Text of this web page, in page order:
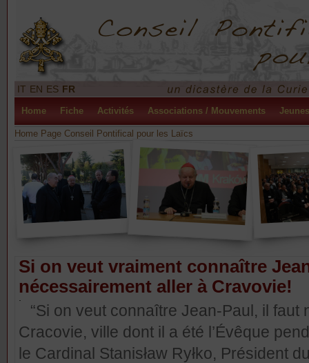
IT EN ES FR
Home Fiche Activités Associations / Mouvements Jeunes
Home Page Conseil Pontifical pour les Laïcs
Si on veut vraiment connaître
nécessairement aller à Cravovie!
“Si on veut connaître Jean-Paul, il faut
Cracovie, ville dont il a été l’Évêque
le Cardinal Stanisław Ryłko, Président